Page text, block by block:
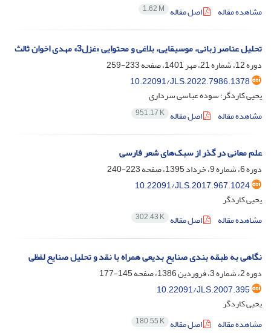
مشاهده مقاله
اصل مقاله 1.62 M
تحلیل عناصر زبانی، موسیقایی، بلاغی و محتوایی «غزل3» مهدی اخوان ثالث
دوره 12، شماره 21، مهر 1401، صفحه
233-259
10.22091/JLS.2022.7986.1378
یحیی کاردگر؛ سوده عباسی سرداری
مشاهده مقاله
اصل مقاله 951.17 K
علم معانی در گذر از سبک‌های شعر فارسی
دوره 6، شماره 9، خرداد 1395، صفحه
223-240
10.22091/JLS.2017.967.1024
یحیی کاردگر
مشاهده مقاله
اصل مقاله 302.43 K
نگاهی به طبقه بندی صنایع بدیعی همراه با نقد و تحلیل صنایع لفظی
دوره 2، شماره 3، فروردین 1386، صفحه
145-177
10.22091/JLS.2007.395
یحیی کاردگر
مشاهده مقاله
اصل مقاله 180.55 K